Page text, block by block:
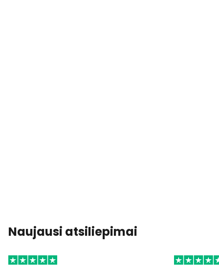
Naujausi atsiliepimai